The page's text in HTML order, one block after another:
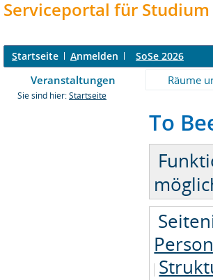
Serviceportal für
Startseite Anmelden SoSe 2026
Veranstaltungen Räume
Sie sind hier: Startseite
To